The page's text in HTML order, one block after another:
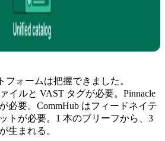
フォームは把握できました。
イルと VAST タグが必要。Pinnacle
必要。CommHub はフィードネイテ
トが必要。1 本のブリーフから、3
生まれる。